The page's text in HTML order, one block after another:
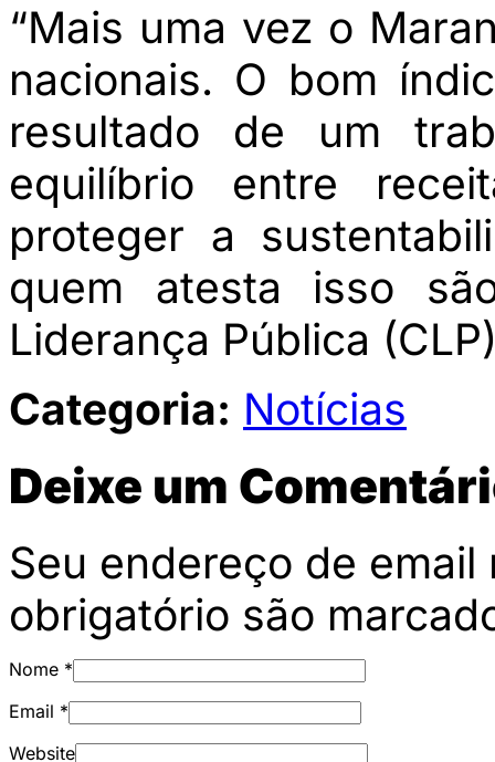
“Mais uma vez o
nacionais. O bom
resultado de um
equilíbrio entre
proteger a
quem atesta isso
Liderança Pública
Categoria: Notícias
Deixe um
Seu endereço de
obrigatório são
Nome *
Email *
Website